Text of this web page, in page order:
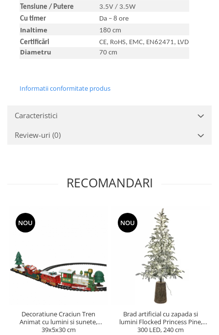
Tensiune / Putere
3.5V / 3.5W
Cu timer
Da – 8 ore
Inaltime
180 cm
Certificări
CE, RoHS, EMC, EN62471, LVD
Diametru 70 cm
Informatii conformitate produs
Caracteristici
Review-uri (0)
RECOMANDARI
NOU
Decoratiune Craciun Tren
Animat cu lumini si sunete,
39x5x30 cm
NOU
Brad artificial cu zapada si
lumini Flocked Princess Pine,
300 LED, 240 cm